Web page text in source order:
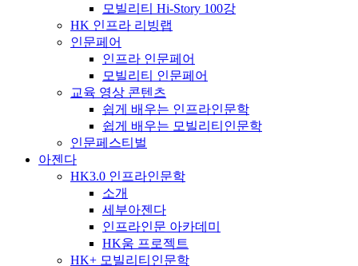
모빌리티 Hi-Story 100강
HK 인프라 리빙랩
인문페어
인프라 인문페어
모빌리티 인문페어
교육 영상 콘텐츠
쉽게 배우는 인프라인문학
쉽게 배우는 모빌리티인문학
인문페스티벌
아젠다
HK3.0 인프라인문학
소개
세부아젠다
인프라인문 아카데미
HK움 프로젝트
HK+ 모빌리티인문학